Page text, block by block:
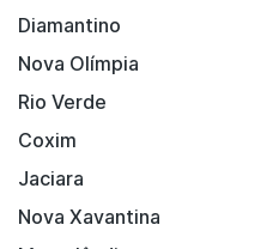
Diamantino
Nova Olímpia
Rio Verde
Coxim
Jaciara
Nova Xavantina